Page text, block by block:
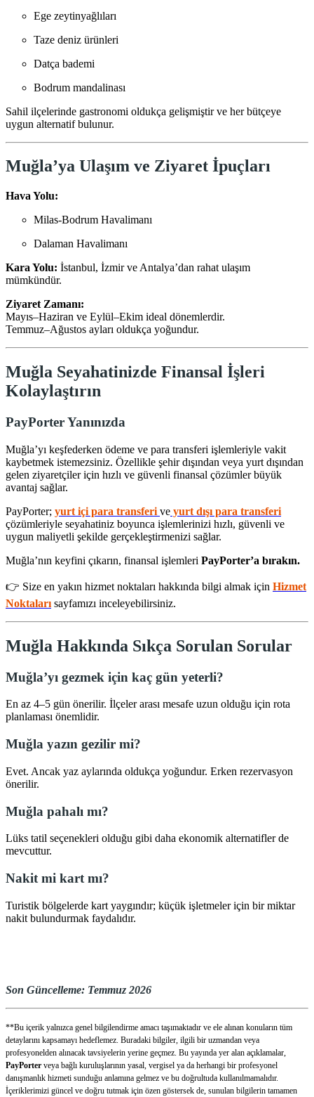
Ege zeytinyağlıları
Taze deniz ürünleri
Datça bademi
Bodrum mandalinası
Sahil ilçelerinde gastronomi oldukça gelişmiştir ve her bütçeye
uygun alternatif bulunur.
Muğla’ya Ulaşım ve Ziyaret İpuçları
Hava Yolu:
Milas-Bodrum Havalimanı
Dalaman Havalimanı
Kara Yolu: İstanbul, İzmir ve Antalya’dan rahat ulaşım
mümkündür.
Ziyaret Zamanı:
Mayıs–Haziran ve Eylül–Ekim ideal dönemlerdir.
Temmuz–Ağustos ayları oldukça yoğundur.
Muğla Seyahatinizde Finansal İşleri
Kolaylaştırın
PayPorter Yanınızda
Muğla’yı keşfederken ödeme ve para transferi işlemleriyle vakit
kaybetmek istemezsiniz. Özellikle şehir dışından veya yurt dışından
gelen ziyaretçiler için hızlı ve güvenli finansal çözümler büyük
avantaj sağlar.
PayPorter; yurt içi para transferi ve yurt dışı para transferi
çözümleriyle seyahatiniz boyunca işlemlerinizi hızlı, güvenli ve
uygun maliyetli şekilde gerçekleştirmenizi sağlar.
Muğla’nın keyfini çıkarın, finansal işlemleri PayPorter’a bırakın.
👉 Size en yakın hizmet noktaları hakkında bilgi almak için Hizmet
Noktaları sayfamızı inceleyebilirsiniz.
Muğla Hakkında Sıkça Sorulan Sorular
Muğla’yı gezmek için kaç gün yeterli?
En az 4–5 gün önerilir. İlçeler arası mesafe uzun olduğu için rota
planlaması önemlidir.
Muğla yazın gezilir mi?
Evet. Ancak yaz aylarında oldukça yoğundur. Erken rezervasyon
önerilir.
Muğla pahalı mı?
Lüks tatil seçenekleri olduğu gibi daha ekonomik alternatifler de
mevcuttur.
Nakit mi kart mı?
Turistik bölgelerde kart yaygındır; küçük işletmeler için bir miktar
nakit bulundurmak faydalıdır.
Son Güncelleme: Temmuz 2026
**Bu içerik yalnızca genel bilgilendirme amacı taşımaktadır ve ele alınan konuların tüm
detaylarını kapsamayı hedeflemez. Buradaki bilgiler, ilgili bir uzmandan veya
profesyonelden alınacak tavsiyelerin yerine geçmez. Bu yayında yer alan açıklamalar,
PayPorter veya bağlı kuruluşlarının yasal, vergisel ya da herhangi bir profesyonel
danışmanlık hizmeti sunduğu anlamına gelmez ve bu doğrultuda kullanılmamalıdır.
İçeriklerimizi güncel ve doğru tutmak için özen göstersek de, sunulan bilgilerin tamamen